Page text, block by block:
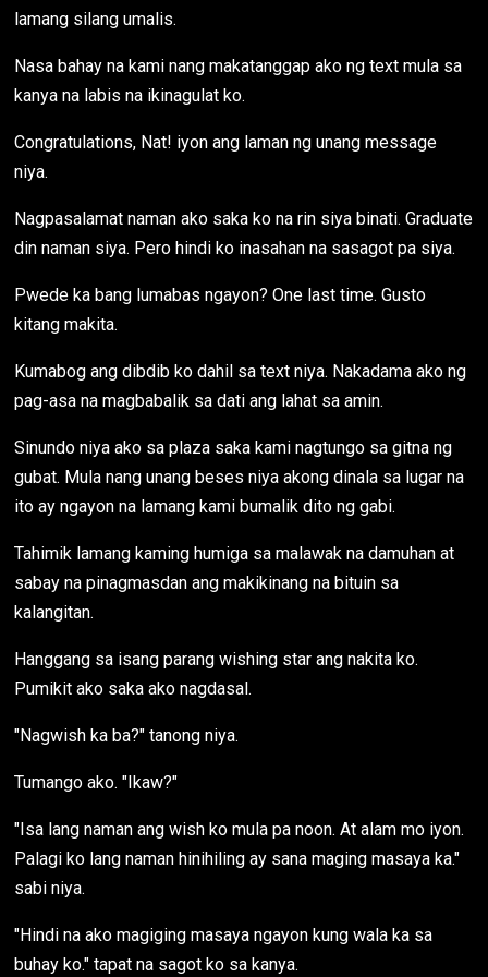
lamang silang umalis.
Nasa bahay na kami nang makatanggap ako ng text mula sa
kanya na labis na ikinagulat ko.
Congratulations, Nat! iyon ang laman ng unang message
niya.
Nagpasalamat naman ako saka ko na rin siya binati. Graduate
din naman siya. Pero hindi ko inasahan na sasagot pa siya.
Pwede ka bang lumabas ngayon? One last time. Gusto
kitang makita.
Kumabog ang dibdib ko dahil sa text niya. Nakadama ako ng
pag-asa na magbabalik sa dati ang lahat sa amin.
Sinundo niya ako sa plaza saka kami nagtungo sa gitna ng
gubat. Mula nang unang beses niya akong dinala sa lugar na
ito ay ngayon na lamang kami bumalik dito ng gabi.
Tahimik lamang kaming humiga sa malawak na damuhan at
sabay na pinagmasdan ang makikinang na bituin sa
kalangitan.
Hanggang sa isang parang wishing star ang nakita ko.
Pumikit ako saka ako nagdasal.
"Nagwish ka ba?" tanong niya.
Tumango ako. "Ikaw?"
"Isa lang naman ang wish ko mula pa noon. At alam mo iyon.
Palagi ko lang naman hinihiling ay sana maging masaya ka."
sabi niya.
"Hindi na ako magiging masaya ngayon kung wala ka sa
buhay ko." tapat na sagot ko sa kanya.